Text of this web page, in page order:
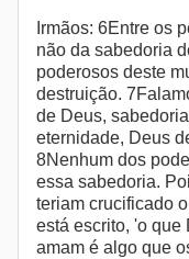
Irmãos: 6Entre os
não da sabedoria
poderosos deste
destruição.
de Deus,
eternidade, Deus
8Nenhum dos
essa sabedoria.
teriam crucificado
está escrito, 'o que
amam é algo que